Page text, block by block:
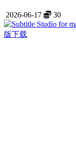
2026-06-17 30